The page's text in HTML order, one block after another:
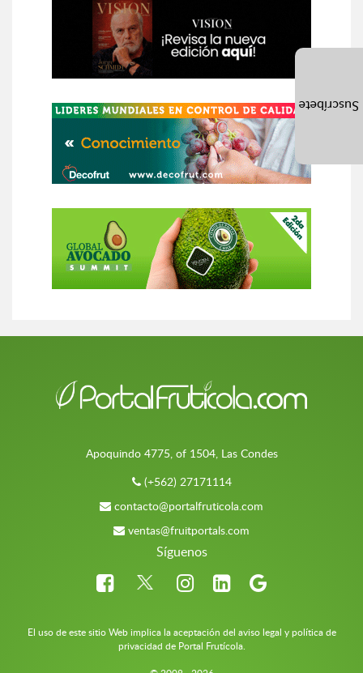
Apoquindo 4775, of 1504, Las Condes
(+562) 27171114
contacto@portalfruticola.com
ventas@fruitportals.com
Síguenos
El uso de este sitio Web implica la aceptación del aviso legal y política de
privacidad de Portal Frutícola.
Suscríbete